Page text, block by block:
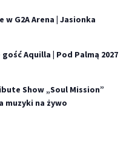
G2A Arena | Jasionka
Aquilla | Pod Palmą 2027
Show „Soul Mission”
muzyki na żywo